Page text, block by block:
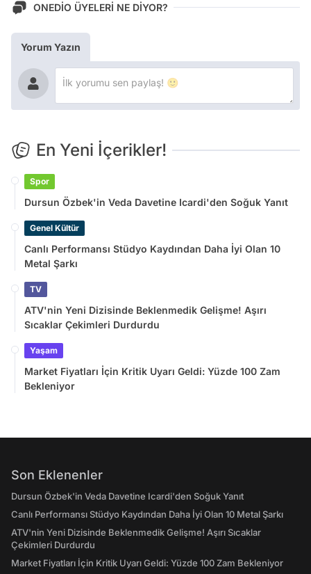
ONEDİO ÜYELERİ NE DİYOR?
Yorum Yazın
En Yeni İçerikler!
Spor
Dursun Özbek'in Veda Davetine Icardi'den Soğuk Yanıt
Genel Kültür
Canlı Performansı Stüdyo Kaydından Daha İyi Olan 10
Metal Şarkı
TV
ATV'nin Yeni Dizisinde Beklenmedik Gelişme! Aşırı
Sıcaklar Çekimleri Durdurdu
Yaşam
Market Fiyatları İçin Kritik Uyarı Geldi: Yüzde 100 Zam
Bekleniyor
Son Eklenenler
Dursun Özbek'in Veda Davetine Icardi'den Soğuk Yanıt
Canlı Performansı Stüdyo Kaydından Daha İyi Olan 10 Metal Şarkı
ATV'nin Yeni Dizisinde Beklenmedik Gelişme! Aşırı Sıcaklar
Çekimleri Durdurdu
Market Fiyatları İçin Kritik Uyarı Geldi: Yüzde 100 Zam Bekleniyor